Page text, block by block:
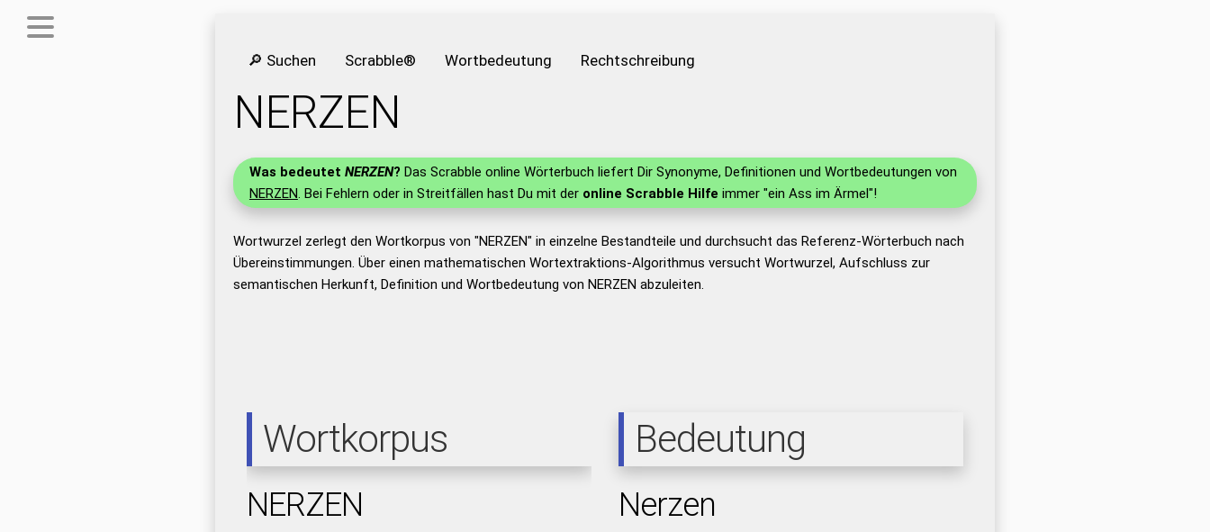
🔎 Suchen Scrabble® Wortbedeutung Rechtschreibung
NERZEN
Was bedeutet NERZEN? Das Scrabble online Wörterbuch liefert Dir Synonyme, Definitionen und Wortbedeutungen von
NERZEN. Bei Fehlern oder in Streitfällen hast Du mit der online Scrabble Hilfe immer "ein Ass im Ärmel"!
Wortwurzel zerlegt den Wortkorpus von "NERZEN" in einzelne Bestandteile und durchsucht das Referenz-Wörterbuch nach
Übereinstimmungen. Über einen mathematischen Wortextraktions-Algorithmus versucht Wortwurzel, Aufschluss zur
semantischen Herkunft, Definition und Wortbedeutung von NERZEN abzuleiten.
Wortkorpus
NERZEN
Bedeutung
Nerzen